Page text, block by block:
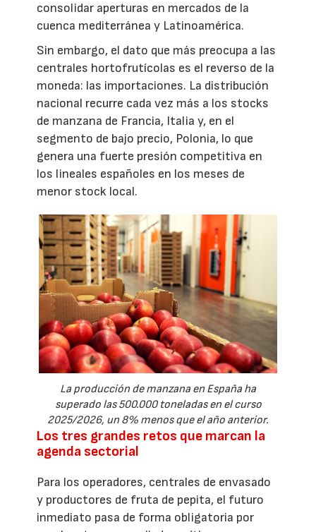
consolidar aperturas en mercados de la
cuenca mediterránea y Latinoamérica.
Sin embargo, el dato que más preocupa a las
centrales hortofrutícolas es el reverso de la
moneda: las importaciones. La distribución
nacional recurre cada vez más a los stocks
de manzana de Francia, Italia y, en el
segmento de bajo precio, Polonia, lo que
genera una fuerte presión competitiva en
los lineales españoles en los meses de
menor stock local.
La producción de manzana en España ha
superado las 500.000 toneladas en el curso
2025/2026, un 8% menos que el año anterior.
Los tres grandes retos que marcan la
agenda sectorial
Para los operadores, centrales de envasado
y productores de fruta de pepita, el futuro
inmediato pasa de forma obligatoria por